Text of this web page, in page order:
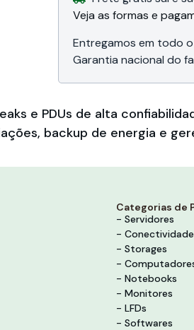
Veja as formas e
Entregamos em todo o
Garantia nacional do
e PDUs de alta
backup de energia e
Categorias de
- Servidores
- Conectividade
- Storages
-
- Notebooks
- Monitores
- LFDs
- Softwares